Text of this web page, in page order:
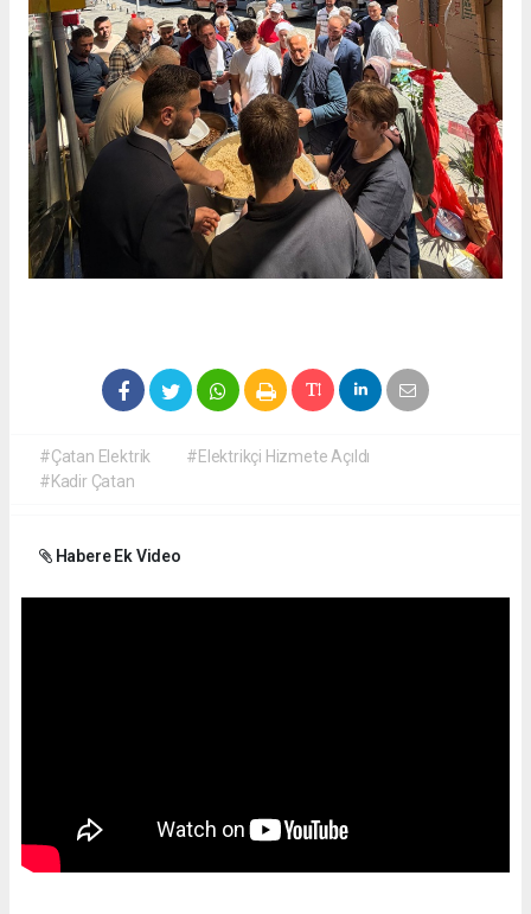
#Çatan Elektrik
#Elektrikçi Hizmete Açıldı
#Kadir Çatan
Habere Ek Video